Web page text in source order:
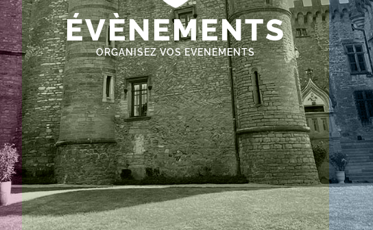
ÉVÈNEMENTS
ORGANISEZ VOS EVENEMENTS